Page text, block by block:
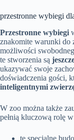
przestronne wybiegi
Przestronne wybiegi
znakomite warunki do
możliwości
te stworzenia są
ukazywać swoje
doświadczenia gości,
inteligentnymi
W zoo można także
pełnią kluczową rolę